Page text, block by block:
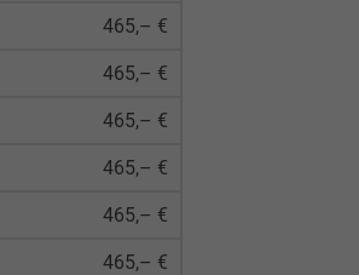
465,– €
465,– €
465,– €
465,– €
465,– €
465,– €